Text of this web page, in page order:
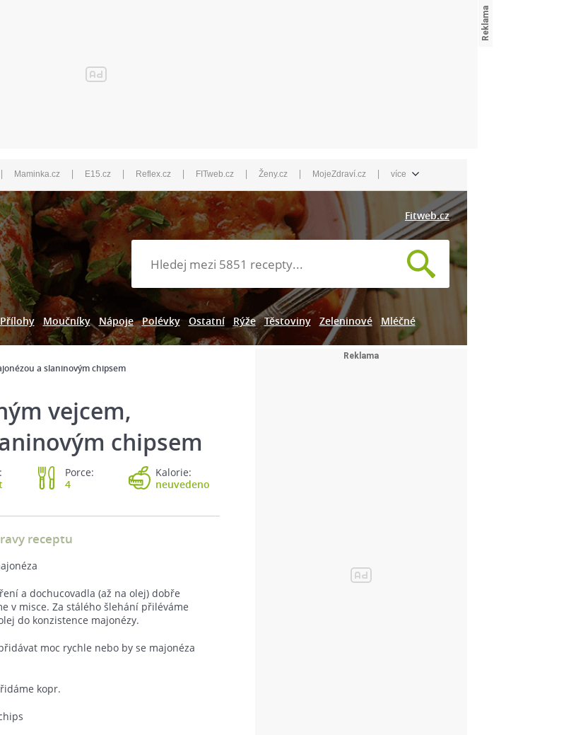
| Maminka.cz | E15.cz | Reflex.cz | FITweb.cz | Ženy.cz | MojeZdraví.cz | více
Fitweb.cz
Přílohy Moučníky Nápoje Polévky Ostatní Rýže Těstoviny Zeleninové Mléčné
a slaninovým chipsem
vejcem,
chipsem
Porce:
4
Kalorie:
neuvedeno
receptu
a dochucovadla (až na olej) dobře
v misce. Za stálého šlehání přiléváme
do konzistence majonézy.
moc rychle nebo by se majonéza
kopr.